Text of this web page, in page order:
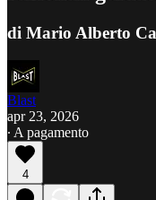
di Mario Alberto
Blast
apr 23, 2026
∙ A pagamento
4